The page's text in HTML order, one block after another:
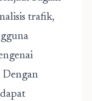
trafik,
Dengan